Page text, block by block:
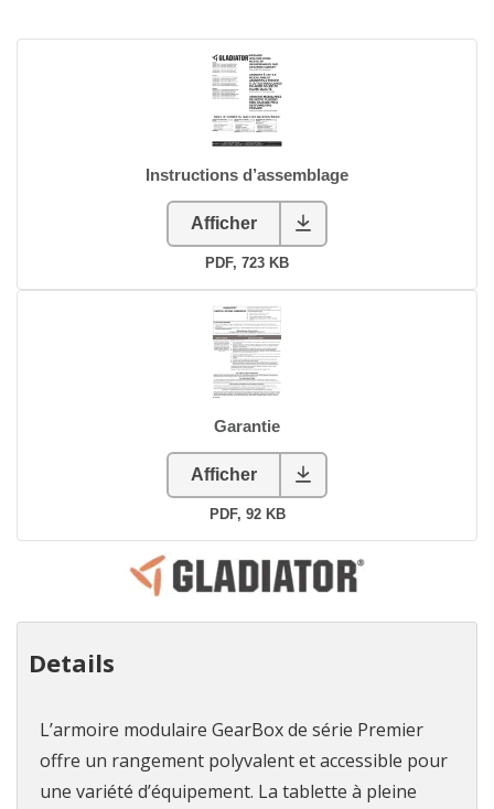
Details
L’armoire modulaire GearBox de série Premier
offre un rangement polyvalent et accessible pour
une variété d’équipement. La tablette à pleine